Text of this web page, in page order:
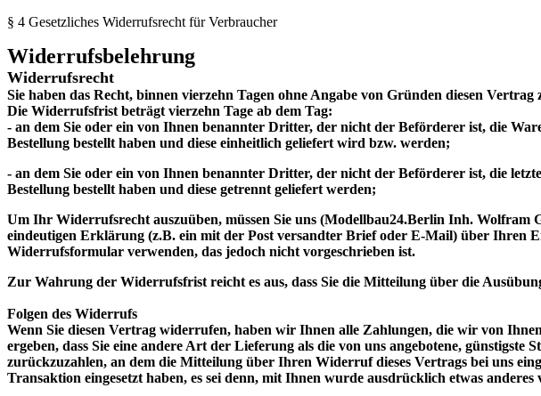
§ 4 Gesetzliches Widerrufsrecht für Verbraucher
Widerrufsbelehrung
Widerrufsrecht
Sie haben das Recht, binnen vierzehn Tagen ohne Angabe von Gründen diesen
Die Widerrufsfrist beträgt vierzehn Tage ab dem Tag:
- an dem Sie oder ein von Ihnen benannter Dritter, der nicht der Beförderer ist, die
Bestellung bestellt haben und diese einheitlich geliefert wird bzw. werden;
- an dem Sie oder ein von Ihnen benannter Dritter, der nicht der Beförderer ist, die
Bestellung bestellt haben und diese getrennt geliefert werden;
Um Ihr Widerrufsrecht auszuüben, müssen Sie uns (Modellbau24.Berlin Inh. Wolfram
eindeutigen Erklärung (z.B. ein mit der Post versandter Brief oder E-Mail) über Ihren
Widerrufsformular verwenden, das jedoch nicht vorgeschrieben ist.
Zur Wahrung der Widerrufsfrist reicht es aus, dass Sie die Mitteilung über die
Folgen des Widerrufs
Wenn Sie diesen Vertrag widerrufen, haben wir Ihnen alle Zahlungen, die wir von
ergeben, dass Sie eine andere Art der Lieferung als die von uns angebotene,
zurückzuzahlen, an dem die Mitteilung über Ihren Widerruf dieses Vertrags bei uns
Transaktion eingesetzt haben, es sei denn, mit Ihnen wurde ausdrücklich etwas